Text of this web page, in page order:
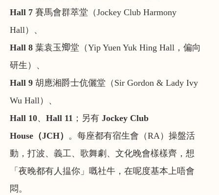
Hall 7 賽馬會群萃堂（Jockey Club Harmony
Hall）、
Hall 8 葉袁玉𡖖堂（Yip Yuen Yuk Hing Hall，偏向
研生）、
Hall 9 胡應湘爵士伉儷堂（Sir Gordon & Lady Ivy
Wu Hall）、
Hall 10、 Hall 11 ；另有 Jockey Club
House（JCH） 。每座都有宿生會（RA）操盤活
動，打波、義工、歌舞劇、文化晚會樣樣齊，想
「夜晚都有人揾你」嘅社牛，在呢度基本上唔會
悶。